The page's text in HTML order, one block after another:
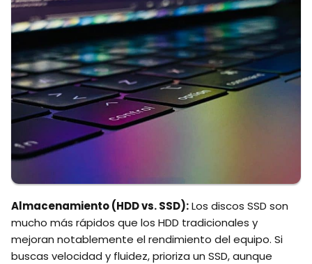
Almacenamiento (HDD vs. SSD):Los discos SSD son
mucho más rápidos que los HDD tradicionales y
mejoran notablemente el rendimiento del equipo. Si
buscas velocidad y fluidez, prioriza un SSD, aunque